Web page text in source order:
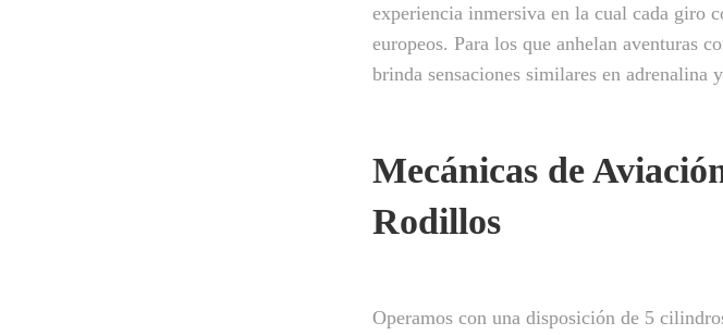
experiencia inmersiva en la cual cada giro
europeos. Para los que anhelan aventuras
brinda sensaciones similares en adrenalina
Mecánicas de
Rodillos
Operamos con una disposición de 5